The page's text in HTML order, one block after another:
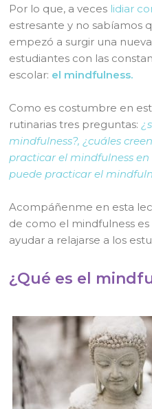
Por lo que, a veces lidiar
estresante y no sabíamos
empezó a surgir una
estudiantes con las
escolar: el mindfulness.
Como es costumbre en
rutinarias tres preguntas:
mindfulness?, ¿cuáles
practicar el mindfulness en
puede practicar el
Acompáñenme en esta
de como el mindfulness
ayudar a relajarse a los
¿Qué es el